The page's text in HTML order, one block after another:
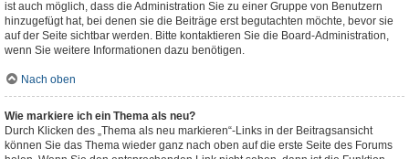
ist auch möglich, dass die Administration Sie zu einer Gruppe von Benutzern
hinzugefügt hat, bei denen sie die Beiträge erst begutachten möchte, bevor sie
auf der Seite sichtbar werden. Bitte kontaktieren Sie die Board-Administration,
wenn Sie weitere Informationen dazu benötigen.
Nach oben
Wie markiere ich ein Thema als neu?
Durch Klicken des „Thema als neu markieren“-Links in der Beitragsansicht
können Sie das Thema wieder ganz nach oben auf die erste Seite des Forums